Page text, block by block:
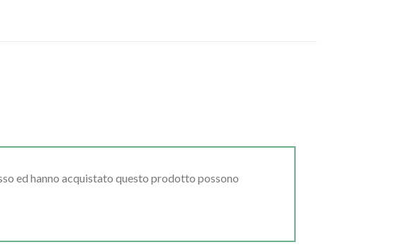
ed hanno acquistato questo prodotto possono